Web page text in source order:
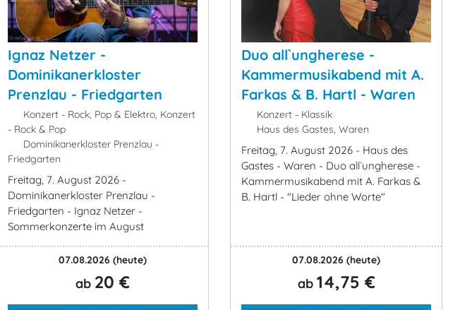
Ignaz Netzer -
Dominikanerkloster
Prenzlau - Friedgarten
Konzert - Rock, Pop & Elektro, Konzert
- Rock & Pop
Dominikanerkloster Prenzlau -
Friedgarten
Freitag, 7. August 2026 -
Dominikanerkloster Prenzlau -
Friedgarten - Ignaz Netzer -
Sommerkonzerte im August
07.08.2026 (heute)
ab 20 €
Duo all`ungherese -
Kammermusikabend mit A.
Farkas & B. Hartl - Waren
Konzert - Klassik
Haus des Gastes, Waren
Freitag, 7. August 2026 - Haus des
Gastes - Waren - Duo all`ungherese -
Kammermusikabend mit A. Farkas &
B. Hartl - "Lieder ohne Worte"
07.08.2026 (heute)
ab 14,75 €